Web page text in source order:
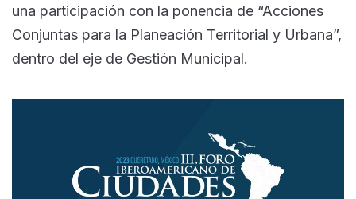
una participación con la ponencia de “Acciones
Conjuntas para la Planeación Territorial y Urbana”,
dentro del eje de Gestión Municipal.